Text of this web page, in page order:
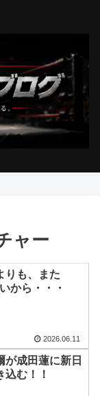
ャー
りも、また
から・・・
2026.06.11
が成田蓮に新日
込む！！